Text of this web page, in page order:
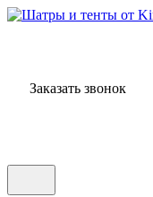
Заказать звонок